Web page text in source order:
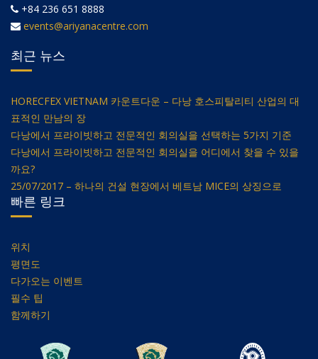
+84 236 651 8888
events@ariyanacentre.com
최근 뉴스
HORECFEX VIETNAM 카운트다운 – 다낭 호스피탈리티 산업의 대
표적인 만남의 장
다낭에서 프라이빗하고 전문적인 회의실을 선택하는 5가지 기준
다낭에서 프라이빗하고 전문적인 회의실을 어디에서 찾을 수 있을
까요?
25/07/2017 – 하나의 건설 현장에서 베트남 MICE의 상징으로
빠른 링크
위치
평면도
다가오는 이벤트
필수 팁
함께하기